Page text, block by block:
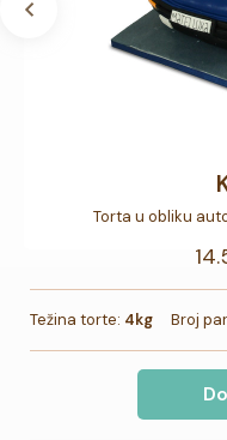
Torta u obliku
Težina torte: 4kg Broj